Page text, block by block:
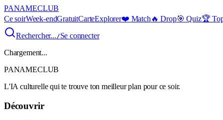
PANAMECLUB
Ce soirWeek-endGratuitCarteExplorer❤️ Match 🔥 Drop🎯 Quiz🏆
Rechercher.../Se connecter
Chargement...
PANAMECLUB
L'IA culturelle qui te trouve ton meilleur plan pour ce soir.
Découvrir